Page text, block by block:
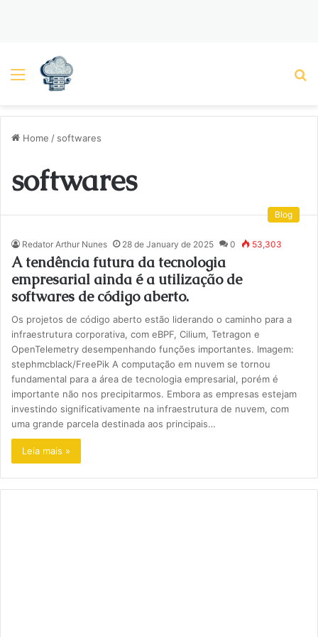
Menu
Home / softwares
softwares
Blog
Redator Arthur Nunes 28 de January de 2025 0 53,303
A tendência futura da tecnologia
empresarial ainda é a utilização de
softwares de código aberto.
Os projetos de código aberto estão liderando o caminho para a
infraestrutura corporativa, com eBPF, Cilium, Tetragon e
OpenTelemetry desempenhando funções importantes. Imagem:
stephmcblack/FreePik A computação em nuvem se tornou
fundamental para a área de tecnologia empresarial, porém é
importante não nos precipitarmos. Embora as empresas estejam
investindo significativamente na infraestrutura de nuvem, com
uma grande parcela destinada aos principais…
Leia mais »